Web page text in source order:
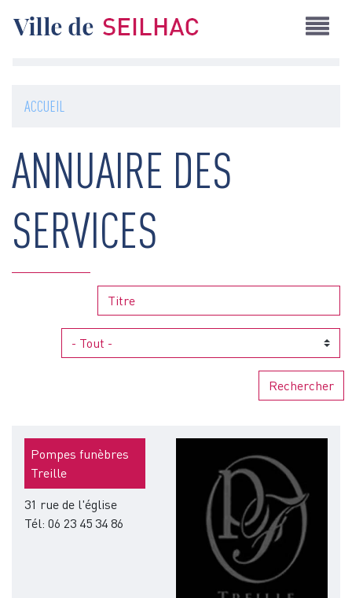
au
ACCUEIL
ANNUAIRE DES
SERVICES
Rechercher
Pompes funèbres
Treille
31 rue de l'église
Tél: 06 23 45 34 86